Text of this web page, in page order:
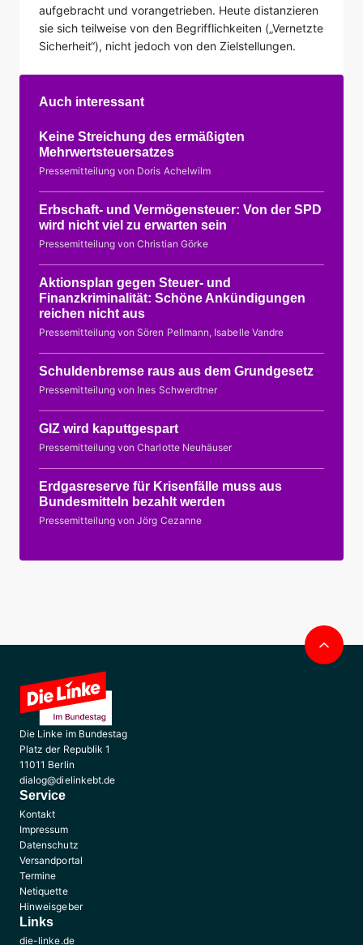
aufgebracht und vorangetrieben. Heute distanzieren
sie sich teilweise von den Begrifflichkeiten („Vernetzte
Sicherheit“), nicht jedoch von den Zielstellungen.
Auch interessant
Keine Streichung des ermäßigten
Mehrwertsteuersatzes
Pressemitteilung von Doris Achelwilm
Erbschaft- und Vermögensteuer: Von der SPD
wird nicht viel zu erwarten sein
Pressemitteilung von Christian Görke
Aktionsplan gegen Steuer- und
Finanzkriminalität: Schöne Ankündigungen
reichen nicht aus
Pressemitteilung von Sören Pellmann, Isabelle Vandre
Schuldenbremse raus aus dem Grundgesetz
Pressemitteilung von Ines Schwerdtner
GIZ wird kaputtgespart
Pressemitteilung von Charlotte Neuhäuser
Erdgasreserve für Krisenfälle muss aus
Bundesmitteln bezahlt werden
Pressemitteilung von Jörg Cezanne
Die Linke im Bundestag
Platz der Republik 1
11011 Berlin
dialog@dielinkebt.de
Service
Kontakt
Impressum
Datenschutz
Versandportal
Termine
Netiquette
Hinweisgeber
Links
die-linke.de